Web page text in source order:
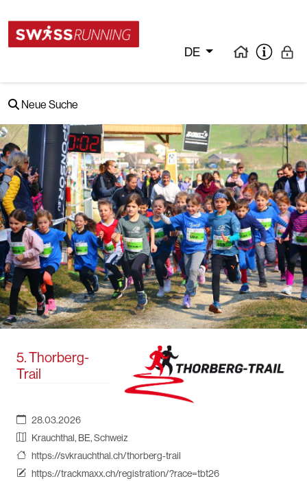
DE
Neue Suche
5. Thorberg-
Trail
28.03.2026
Krauchthal, BE, Schweiz
https://svkrauchthal.ch/thorberg-trail
https://trackmaxx.ch/registration/?race=tbt26